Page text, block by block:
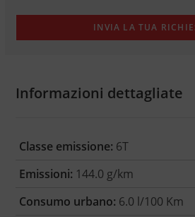
Informazioni dettagliate
Classe emissione: 6T
Emissioni: 144.0 g/km
Consumo urbano: 6.0 l/100 Km